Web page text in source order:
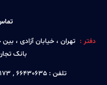
دفتر : تهران ، خيابان آزادی ،
بانک
تلفن : 66430635 , 66434173-4 , 54784000 021